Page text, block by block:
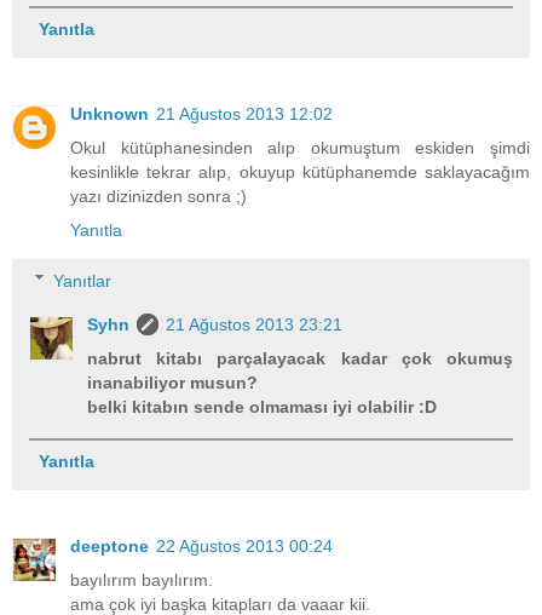
Yanıtla
Unknown 21 Ağustos 2013 12:02
Okul kütüphanesinden alıp okumuştum eskiden şimdi
kesinlikle tekrar alıp, okuyup kütüphanemde saklayacağım
yazı dizinizden sonra ;)
Yanıtla
Yanıtlar
Syhn
21 Ağustos 2013 23:21
nabrut kitabı parçalayacak kadar çok okumuş
inanabiliyor musun?
belki kitabın sende olmaması iyi olabilir :D
Yanıtla
deeptone 22 Ağustos 2013 00:24
bayılırım bayılırım.
ama çok iyi başka kitapları da vaaar kii.